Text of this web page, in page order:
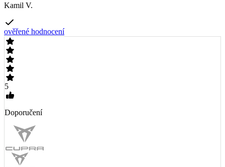
Kamil V.
ověřené hodnocení
5
Doporučení